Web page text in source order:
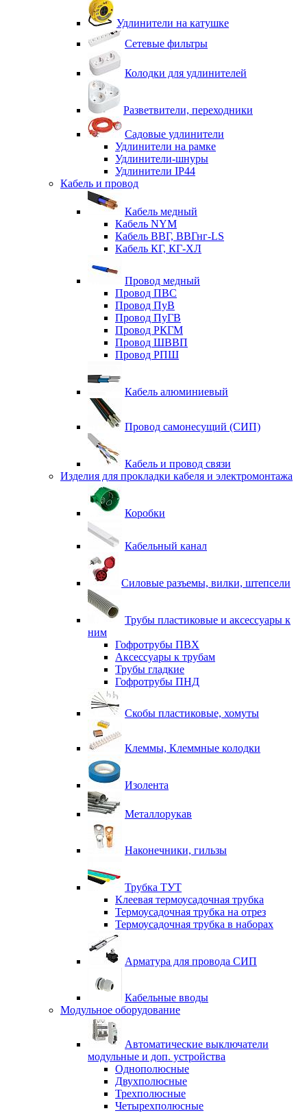
Удлинители на катушке
Сетевые фильтры
Колодки для удлинителей
Разветвители, переходники
Садовые удлинители
Удлинители на рамке
Удлинители-шнуры
Удлинители IP44
Кабель и провод
Кабель медный
Кабель NYM
Кабель ВВГ, ВВГнг-LS
Кабель КГ, КГ-ХЛ
Провод медный
Провод ПВС
Провод ПуВ
Провод ПуГВ
Провод РКГМ
Провод ШВВП
Провод РПШ
Кабель алюминиевый
Провод самонесущий (СИП)
Кабель и провод связи
Изделия для прокладки кабеля и электромонтажа
Коробки
Кабельный канал
Силовые разъемы, вилки, штепсели
Трубы пластиковые и аксессуары к
ним
Гофротрубы ПВХ
Аксессуары к трубам
Трубы гладкие
Гофротрубы ПНД
Скобы пластиковые, хомуты
Клеммы, Клеммные колодки
Изолента
Металлорукав
Наконечники, гильзы
Трубка ТУТ
Клеевая термоусадочная трубка
Термоусадочная трубка на отрез
Термоусадочная трубка в наборах
Арматура для провода СИП
Кабельные вводы
Модульное оборудование
Автоматические выключатели
модульные и доп. устройства
Однополюсные
Двухполюсные
Трехполюсные
Четырехполюсные